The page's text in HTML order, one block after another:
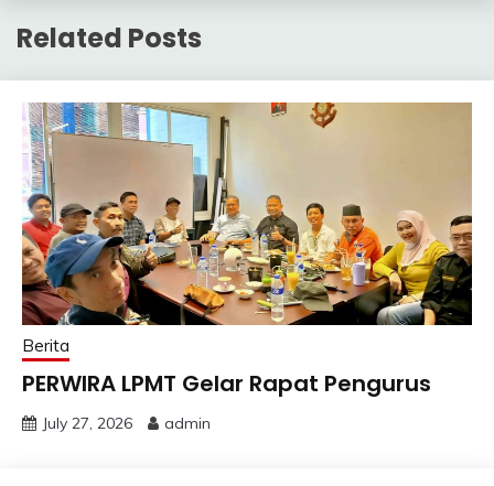
Related Posts
Berita
PERWIRA LPMT Gelar Rapat Pengurus
July 27, 2026 admin